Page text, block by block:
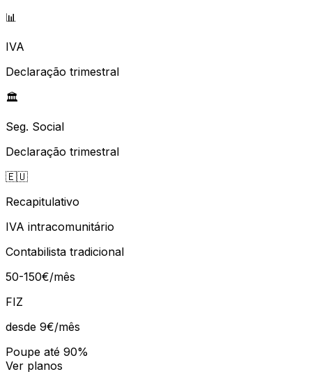
📊
IVA
Declaração trimestral
🏛️
Seg. Social
Declaração trimestral
🇪🇺
Recapitulativo
IVA intracomunitário
Contabilista tradicional
50-150€/mês
FIZ
desde 9€/mês
Poupe até 90%
Ver planos